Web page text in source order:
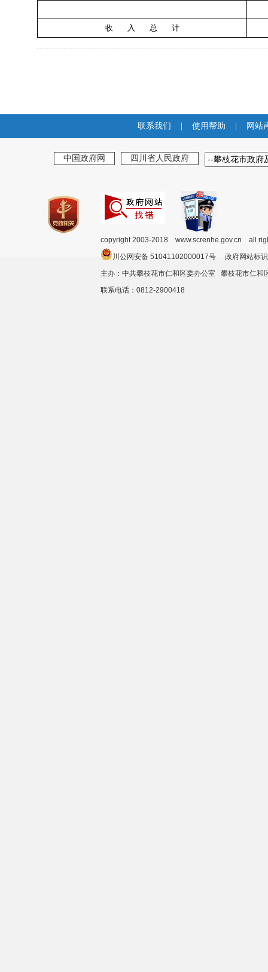
收 入 总 计
联系我们 使用帮助 网站
中国政府网 四川省人民政府
copyright 2003-2018 www.screnhe.gov.cn all
川公网安备 51041102000017号 政府网站
主办：中共攀枝花市仁和区委办公室 攀枝花市仁
联系电话：0812-2900418